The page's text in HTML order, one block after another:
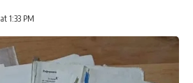
1:33 PM